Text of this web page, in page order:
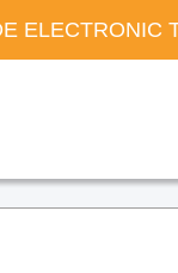
ELECTRONIC